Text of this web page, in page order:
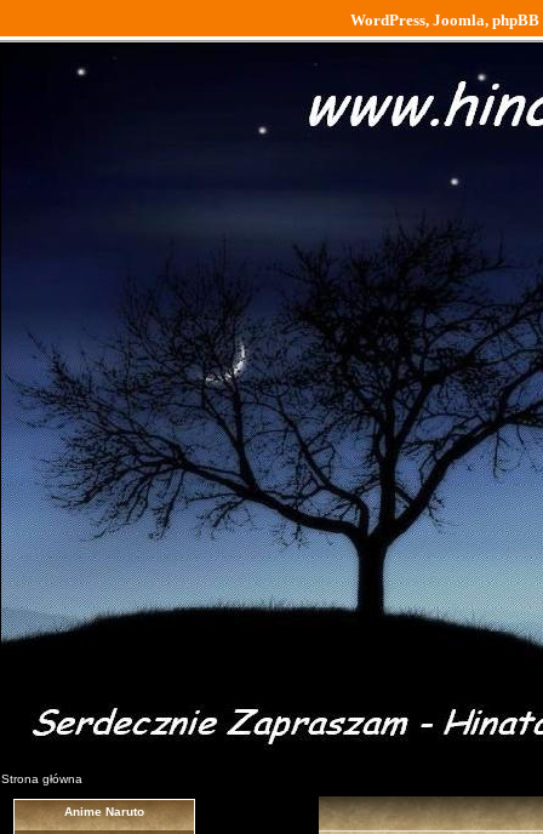
WordPress, Joomla,
Strona główna
Anime Naruto